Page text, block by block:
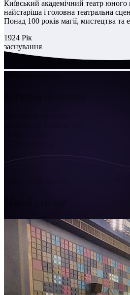
Київський академічний театр
найстаріша і головна театральна
Понад 100 років магії, мистецтва та
1924 Рік
заснування